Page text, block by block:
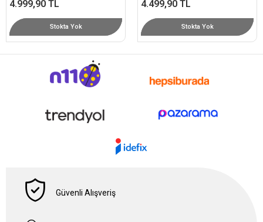
4.499,90 TL
Stokta Yok
Güvenli Alışveriş